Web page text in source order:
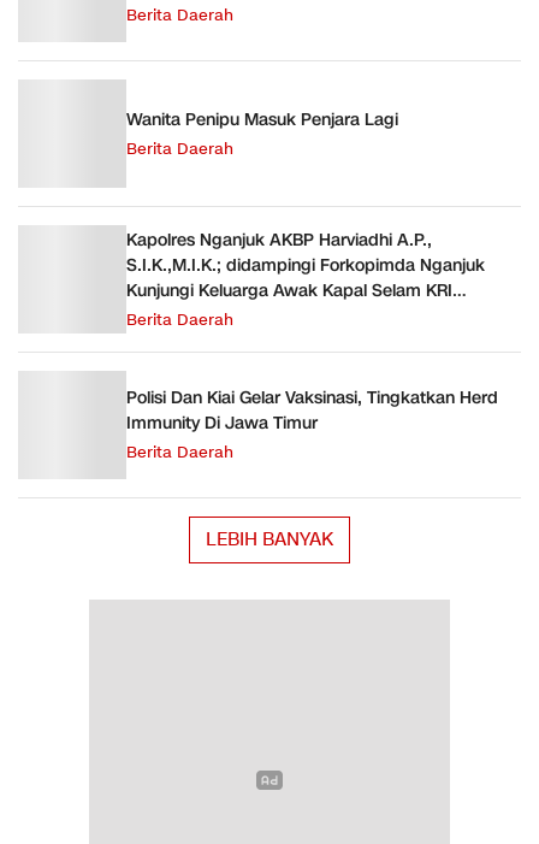
Berita Daerah
Wanita Penipu Masuk Penjara Lagi
Berita Daerah
Kapolres Nganjuk AKBP Harviadhi A.P.,
S.I.K.,M.I.K.; didampingi Forkopimda Nganjuk
Kunjungi Keluarga Awak Kapal Selam KRI
Nanggala 402
Berita Daerah
Polisi Dan Kiai Gelar Vaksinasi, Tingkatkan Herd
Immunity Di Jawa Timur
Berita Daerah
LEBIH BANYAK